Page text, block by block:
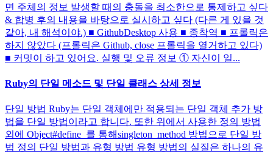
면 주체의 정보 발생할 때의 충돌을 최소한으로 통제하고 싶다
& 합병 후의 내용을 바탕으로 실시하고 싶다 (다른 게 있을 것
같아, 내 해석이야.) ■ GithubDesktop 사용 ■ 종착역 ■ 프롤릭은
하지 않았다 (프롤릭은 Github, close 프롤릭을 열거하고 있다)
■ 커밋이 하고 있어요. 실행 및 오류 정보 ① 자신이 일...
Ruby의 단일 메소드 및 단일 클래스 상세 정보
단일 방법 Ruby는 단일 객체에만 적용되는 단일 객체 추가 방
법을 단일 방법이라고 합니다. 또한 위에서 사용한 정의 방법
외에 Object#define_를 통해singleton_method 방법으로 단일 방
법 정의 단일 방법과 유형 방법 유형 방법의 실질은 하나의 유